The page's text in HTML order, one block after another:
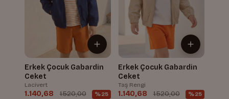
Erkek Çocuk Gabardin
Ceket
Lacivert
1.140,68
1.520,00
%25
Erkek Çocuk Gabardin
Ceket
Taş Rengi
1.140,68
1.520,00
%25